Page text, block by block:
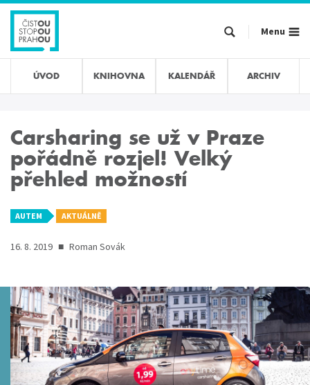
Přejít
hlavnímu
obsahu
Menu
ÚVOD KNIHOVNA KALENDÁŘ ARCHIV
Carsharing se už v Praze
pořádně rozjel! Velký
přehled možností
AUTEM AKTUÁLNĚ
16. 8. 2019 ■ Roman Sovák